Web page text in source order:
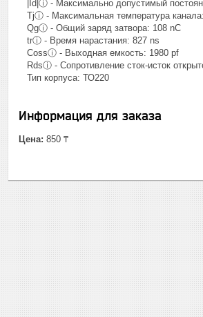
|Id|ⓘ - Максимально допустимый
Tjⓘ - Максимальная температура
Qgⓘ - Общий заряд затвора: 108 nC
trⓘ - Время нарастания: 827 ns
Cossⓘ - Выходная емкость: 1980 pf
Rdsⓘ - Сопротивление сток-исток
Тип корпуса: ТО220
Информация для заказа
Цена: 850 ₸